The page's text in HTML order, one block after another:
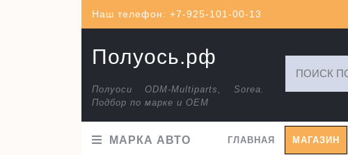
Наш телефон: +7-925-101-00-13
Полуось.рф
Полуоси ODM-Multiparts, Sorea.
Подбор по марке и ОЕМ
МАРКА АВТО ГЛАВНАЯ МАГАЗИН